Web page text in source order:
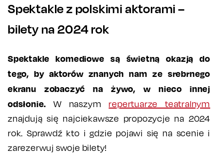
Spektakle z polskimi aktorami –
bilety na 2024 rok
Spektakle komediowe są świetną okazją do
tego, by aktorów znanych nam ze srebrnego
ekranu zobaczyć na żywo, w nieco innej
odsłonie. W naszym repertuarze teatralnym
znajdują się najciekawsze propozycje na 2024
rok. Sprawdź kto i gdzie pojawi się na scenie i
zarezerwuj swoje bilety!